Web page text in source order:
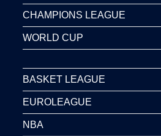
CHAMPIONS LEAGUE
WORLD CUP
BASKET LEAGUE
EUROLEAGUE
NBA